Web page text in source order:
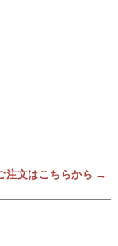
注文はこちらから →